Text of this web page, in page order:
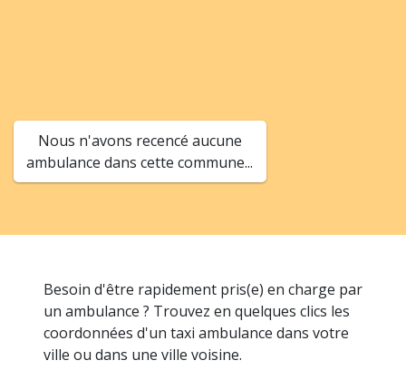
Nous n'avons recencé aucune
ambulance dans cette commune...
Besoin d'être rapidement pris(e) en charge par
un ambulance ? Trouvez en quelques clics les
coordonnées d'un taxi ambulance dans votre
ville ou dans une ville voisine.